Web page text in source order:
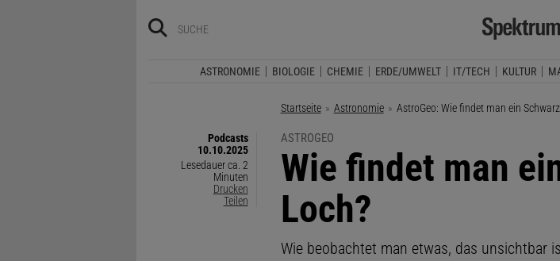
ASTRONOMIE BIOLOGIE CHEMIE ERDE/UMWELT IT/TECH KULTUR
Startseite Astronomie Aktuelle Seite:
AstroGeo: Wie findet man ein
Podcasts
10.10.2025
Lesedauer ca. 2
Minuten
Drucken
Teilen
ASTROGEO
:
Wie findet man
Loch?
Wie beobachtet man etwas, das unsichtbar